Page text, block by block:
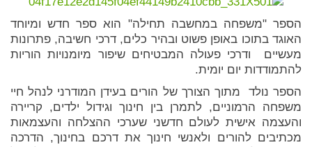
הספר "משפחה במחשבה תחילה" הוא ספר חדש ומיוחד
האוגד בתוכו באופן פשוט ובהיר כלים, דרכי חשיבה, פתרונות
מעשיים ודרכי פעולה המבטיחים שיפור מיומנויות הוריות
להתמודדות יום יומית.
הספר נולד מתוך הצורך של הורים בעידן המודרני לנהל חיי
משפחה הרמוניים, לתמרן בין חינוך וגידול ילדים, קריירה
והעצמה אישית לעולם חדשני שערכי ההצלחה והעצמאות
מכתיבים להורים ולאנשי חינוך את דרכם בחינוך, הדרכה